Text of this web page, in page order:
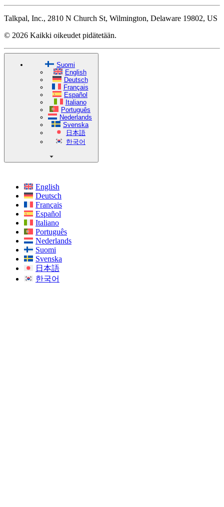
Talkpal, Inc., 2810 N Church St, Wilmington, Delaware 19802, US
© 2026 Kaikki oikeudet pidätetään.
Suomi
English
Deutsch
Français
Español
Italiano
Português
Nederlands
Svenska
日本語
한국어
English
Deutsch
Français
Español
Italiano
Português
Nederlands
Suomi
Svenska
日本語
한국어